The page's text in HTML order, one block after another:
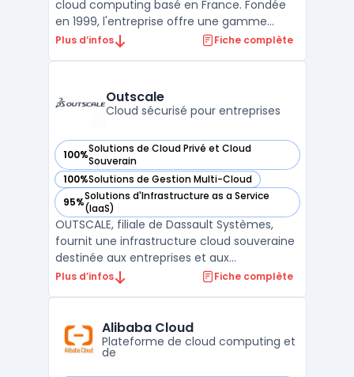
cloud computing basé en France. Fondée
en 1999, l'entreprise offre une gamme
complète de services cloud, y compris des
gestion de projets. La plateforme cloud
d'OVHcloud est co ...
Plus d’infos Fiche complète
Outscale
Cloud sécurisé pour entreprises
100%Solutions de Cloud Privé et Cloud
Souverain
— voir Outscale dans cette catégorie
100%Solutions de Gestion Multi-Cloud
— voir Outscale dans cette catégorie
95%Solutions d'Infrastructure as a Service
(IaaS)
— voir Outscale dans cette catégorie
OUTSCALE, filiale de Dassault Systèmes,
fournit une infrastructure cloud souveraine
destinée aux entreprises et aux
organisations publiques. Sa plateforme
données en conformité avec le RGPD.
L’ensemble des services propos ...
Plus d’infos Fiche complète
Alibaba Cloud
Plateforme de cloud computing et
de